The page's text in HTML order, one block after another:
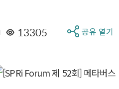
13305 공유 열기